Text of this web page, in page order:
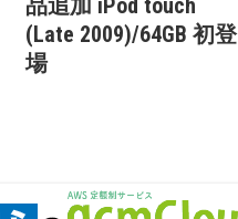
品追加 iPod touch
(Late 2009)/64GB 初登
場